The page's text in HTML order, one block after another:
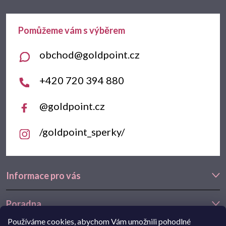
Používáme cookies, abychom Vám umožnili pohodlné
a
Informace pro vás
Poradna
obchod@goldpoint.cz
+420 720 394 880
@goldpoint.cz
/goldpoint_sperky/